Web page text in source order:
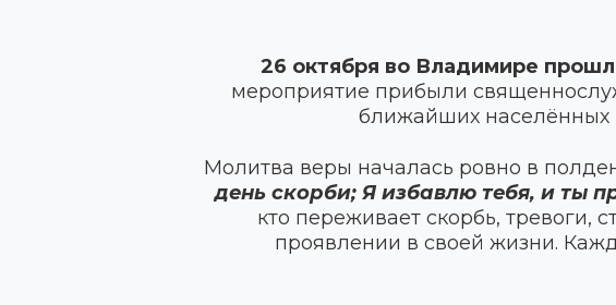
26 октября во Владимире
мероприятие прибыли
ближайших населённых
Молитва веры началась ровно в
день скорби; Я избавлю тебя, и ты
кто переживает скорбь, тревоги,
проявлении в своей жизни.